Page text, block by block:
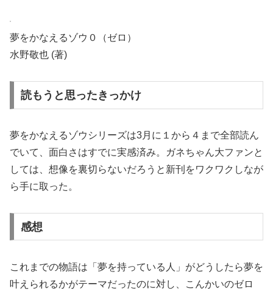
夢をかなえるゾウ０（ゼロ）
水野敬也 (著)
読もうと思ったきっかけ
夢をかなえるゾウシリーズは3月に１から４まで全部読ん
でいて、面白さはすでに実感済み。ガネちゃん大ファンと
しては、想像を裏切らないだろうと新刊をワクワクしなが
ら手に取った。
感想
これまでの物語は「夢を持っている人」がどうしたら夢を
叶えられるかがテーマだったのに対し、こんかいのゼロ